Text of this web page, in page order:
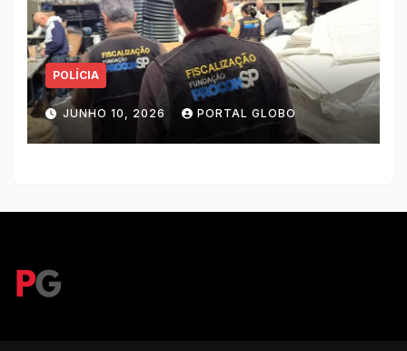
POLÍCIA
JUNHO 10, 2026 PORTAL GLOBO